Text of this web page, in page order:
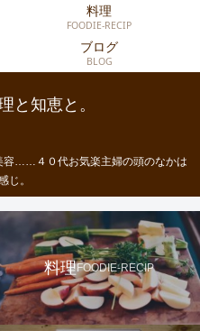
と知恵と。
容……４０代お気楽主婦の頭のなかは
じ。
料理
FOODIE-RECIP
ブログ
BLOG
料理FOODIE-RECIP